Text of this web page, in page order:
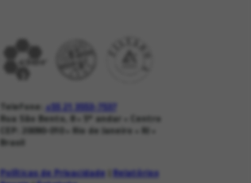
Telefone: +55 21 3553-7537
Rua São Bento, 8 • 5º andar • Centro
CEP: 20090-010 • Rio de Janeiro • RJ •
Brasil
Políticas de Privacidade Relatórios